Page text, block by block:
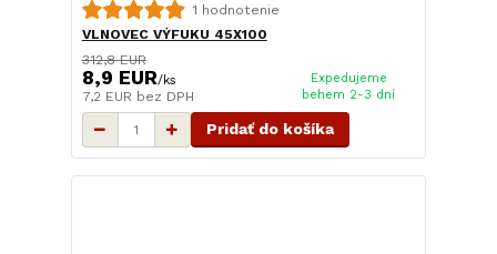
1 hodnotenie
VLNOVEC VÝFUKU 45X100
312,8 EUR
8,9 EUR/ks
7,2 EUR bez DPH
Expedujeme
behem 2-3 dní
Pridať do košíka